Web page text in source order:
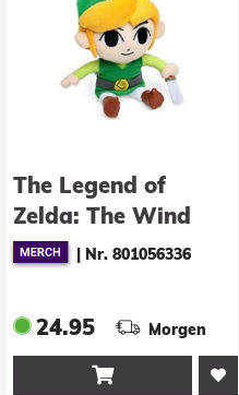
The Legend of
Zelda: The Wind
Waker Plüschfigur
Nr. 801056336
24.95 Morgen
